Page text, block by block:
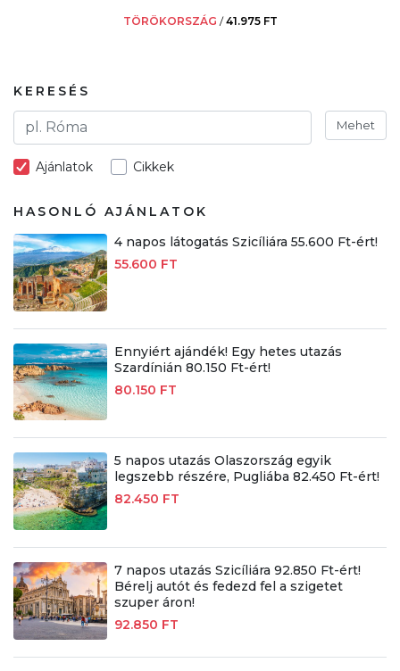
TÖRÖKORSZÁG /41.975 FT
KERESÉS
Mehet
Ajánlatok Cikkek
HASONLÓ AJÁNLATOK
4 napos látogatás Szicíliára 55.600 Ft-ért!
55.600 FT
Ennyiért ajándék! Egy hetes utazás
Szardínián 80.150 Ft-ért!
80.150 FT
5 napos utazás Olaszország egyik
legszebb részére, Pugliába 82.450 Ft-ért!
82.450 FT
7 napos utazás Szicíliára 92.850 Ft-ért!
Bérelj autót és fedezd fel a szigetet
szuper áron!
92.850 FT